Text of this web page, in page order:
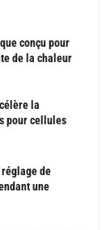
conçu pour
de la chaleur
la
pour cellules
réglage de
une